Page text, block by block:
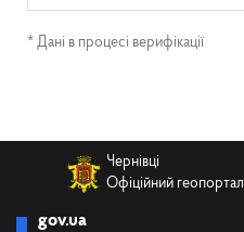
* Дані в процесі верифікації
Чернівці
Офіційний геопортал
gov.ua